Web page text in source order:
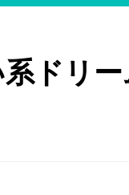
ドリー